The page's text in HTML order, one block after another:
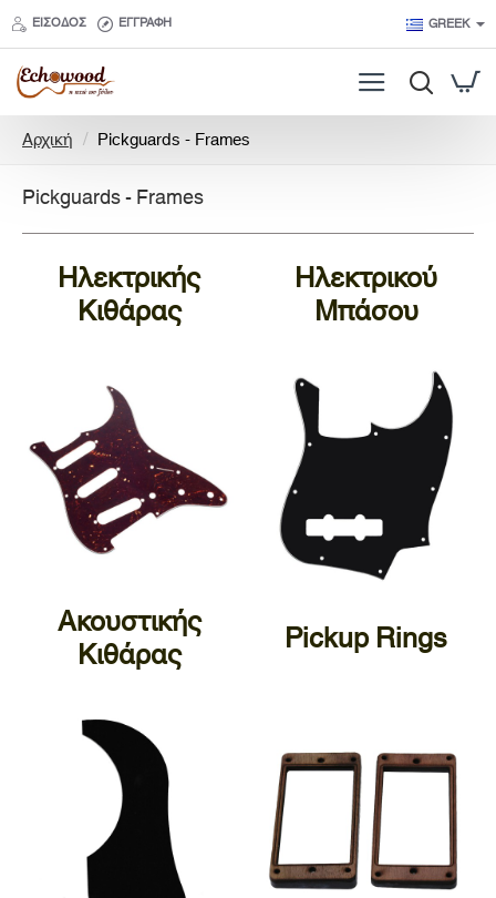
ΕΊΣΟΔΟΣ ΕΓΓΡΑΦΉ GREEK
Αρχική
m
e
Pickguards - Frames
Pickguards - Frames
Ηλεκτρικής
Κιθάρας
Ηλεκτρικού
Μπάσου
Ακουστικής
Κιθάρας Pickup Rings